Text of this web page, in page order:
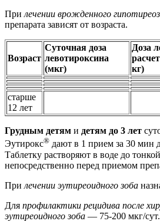
Прилечении врожденного
препарата зависят от возраста.
Возраст
Суточная доза
левотироксина
(мкг)
Доза
кг)
старше
12 лет
Грудным детям и детям до 3 лет
Эутирокс® дают в 1 прием за 30 мин
Таблетку растворяют в воде до
непосредственно перед приемом
При лечении эутиреоидного зоба
Для профилактики рецидива после
эутиреоидного зоба — 75-200 мкг/сут.